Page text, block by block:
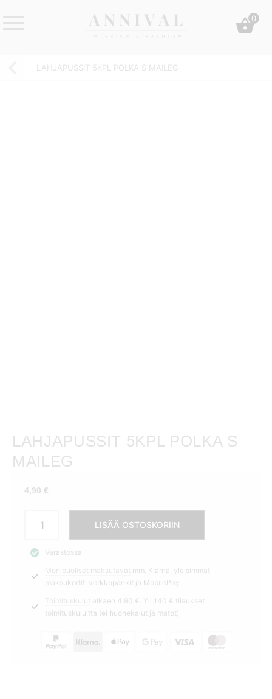
&
0
LAHJAPUSSIT 5KPL POLKA S MAILEG
LAHJAPUSSIT 5KPL POLKA S
MAILEG
4,90 €
Maileg
määrä
LISÄÄ OSTOSKORIIN
Varastossa
Monipuoliset maksutavat
mm. Klarna, yleisimmät
maksukortit, verkkopankit ja MobilePay
Toimituskulut alkaen 4,90 €. Yli 140 € tilaukset
toimituskuluitta (ei huonekalut ja matot)